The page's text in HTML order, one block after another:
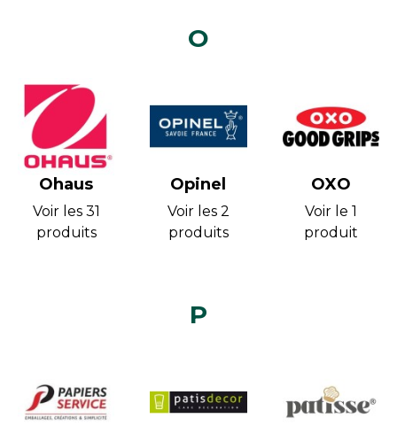
O
Ohaus
Voir les 31
produits
Opinel
Voir les 2
produits
OXO
Voir le 1
produit
P